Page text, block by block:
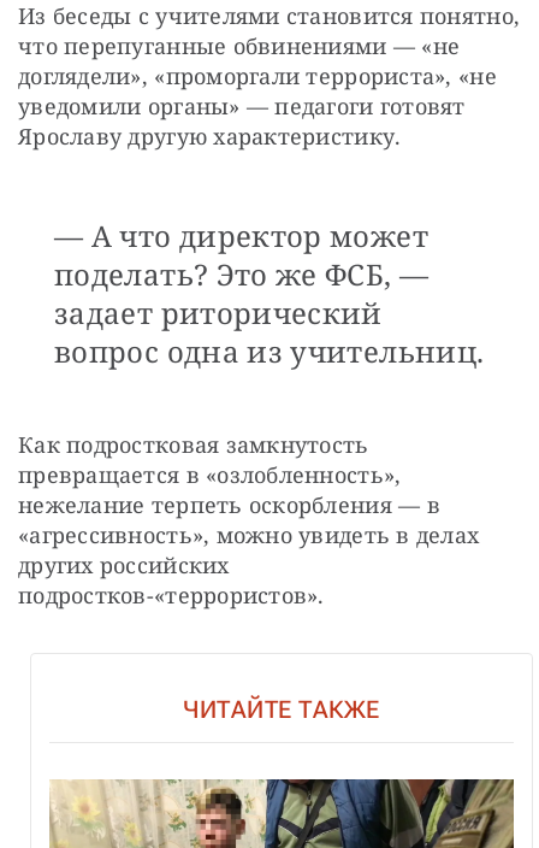
Из беседы с учителями становится понятно,
что перепуганные обвинениями — «не
доглядели», «проморгали террориста», «не
уведомили органы» — педагоги готовят
Ярославу другую характеристику.
— А что директор может
поделать? Это же ФСБ, —
задает риторический
вопрос одна из учительниц.
Как подростковая замкнутость
превращается в «озлобленность»,
нежелание терпеть оскорбления — в
«агрессивность», можно увидеть в делах
других российских
подростков-«террористов».
ЧИТАЙТЕ ТАКЖЕ